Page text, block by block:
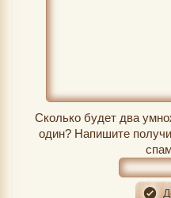
Сколько будет два
один? Напишите